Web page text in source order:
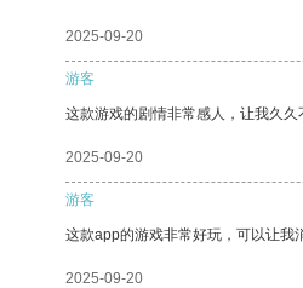
2025-09-20
游客
这款游戏的剧情非常感人，让我久久
2025-09-20
游客
这款app的游戏非常好玩，可以让我
2025-09-20